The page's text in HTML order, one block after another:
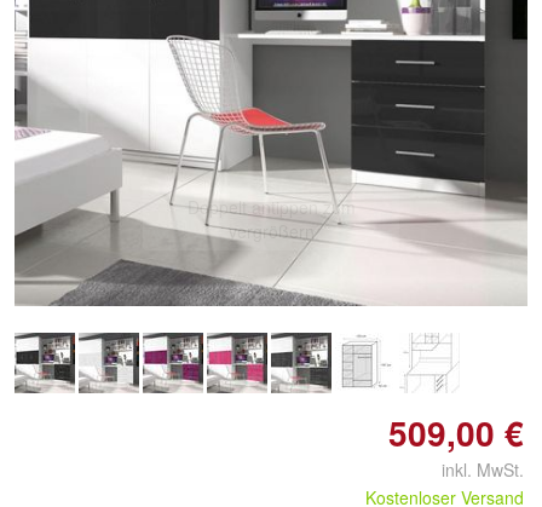
Doppelt antippen zum
vergrößern
509,00 €
inkl. MwSt.
Kostenloser Versand